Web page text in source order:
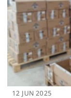
12 JUN 2025